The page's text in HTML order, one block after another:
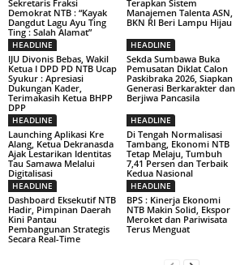
Sekretaris Fraksi
Demokrat NTB : “Kayak
Dangdut Lagu Ayu Ting
Ting : Salah Alamat”
Terapkan Sistem
Manajemen Talenta ASN,
BKN RI Beri Lampu Hijau
HEADLINE
IJU Divonis Bebas, Wakil
Ketua I DPD PD NTB Ucap
Syukur : Apresiasi
Dukungan Kader,
Terimakasih Ketua BHPP
DPP
HEADLINE
Sekda Sumbawa Buka
Pemusatan Diklat Calon
Paskibraka 2026, Siapkan
Generasi Berkarakter dan
Berjiwa Pancasila
HEADLINE
Launching Aplikasi Kre
Alang, Ketua Dekranasda
Ajak Lestarikan Identitas
Tau Samawa Melalui
Digitalisasi
HEADLINE
Di Tengah Normalisasi
Tambang, Ekonomi NTB
Tetap Melaju, Tumbuh
7,41 Persen dan Terbaik
Kedua Nasional
HEADLINE
Dashboard Eksekutif NTB
Hadir, Pimpinan Daerah
Kini Pantau
Pembangunan Strategis
Secara Real-Time
HEADLINE
BPS : Kinerja Ekonomi
NTB Makin Solid, Ekspor
Meroket dan Pariwisata
Terus Menguat